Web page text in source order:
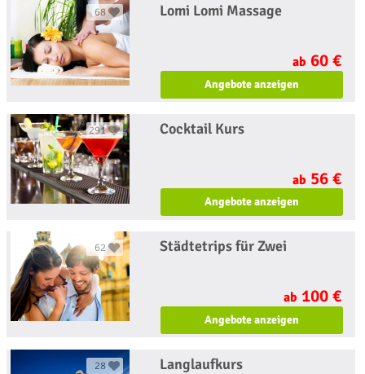
68 Lomi Lomi Massage
ab 60 €
Angebote anzeigen
291 Cocktail Kurs
ab 56 €
Angebote anzeigen
62 Städtetrips für Zwei
ab 100 €
Angebote anzeigen
28 Langlaufkurs